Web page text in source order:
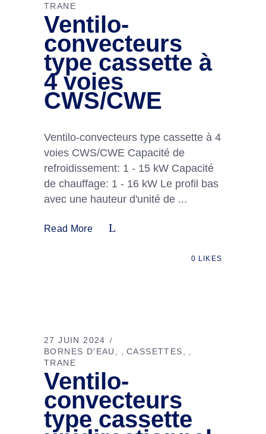
TRANE
Ventilo-
convecteurs
type cassette à
4 voies
CWS/CWE
Ventilo-convecteurs type cassette à 4
voies CWS/CWE Capacité de
refroidissement: 1 - 15 kW Capacité
de chauffage: 1 - 16 kW Le profil bas
avec une hauteur d'unité de
Read More
0 LIKES
27 JUIN 2024
BORNES D'EAU
,CASSETTES
TRANE
Ventilo-
convecteurs
type cassette